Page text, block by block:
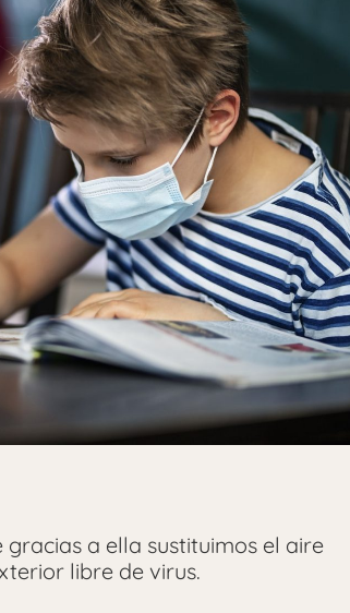
a ella sustituimos el aire
libre de virus.